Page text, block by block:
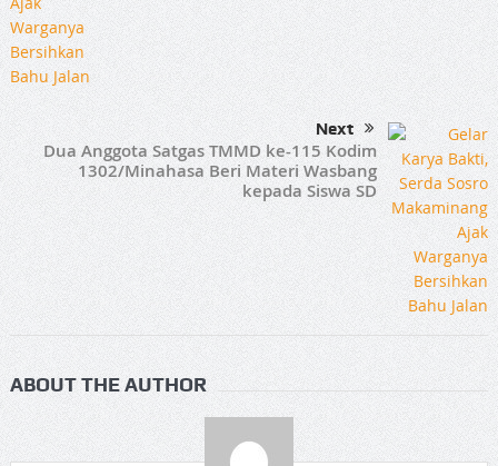
Next
Dua Anggota Satgas TMMD ke-115 Kodim
1302/Minahasa Beri Materi Wasbang
kepada Siswa SD
ABOUT THE AUTHOR